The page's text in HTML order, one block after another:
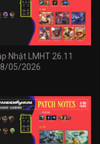
Nhật LMHT 26.11
05/2026